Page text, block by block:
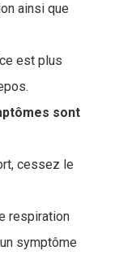
ainsi que
est plus
sont
cessez le
respiration
symptôme